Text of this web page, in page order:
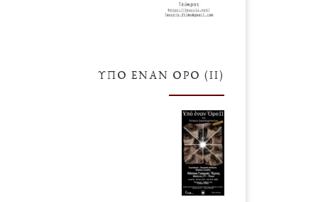
ΥΠΌ ΈΝΑΝ ΌΡΟ (ΙΙ)